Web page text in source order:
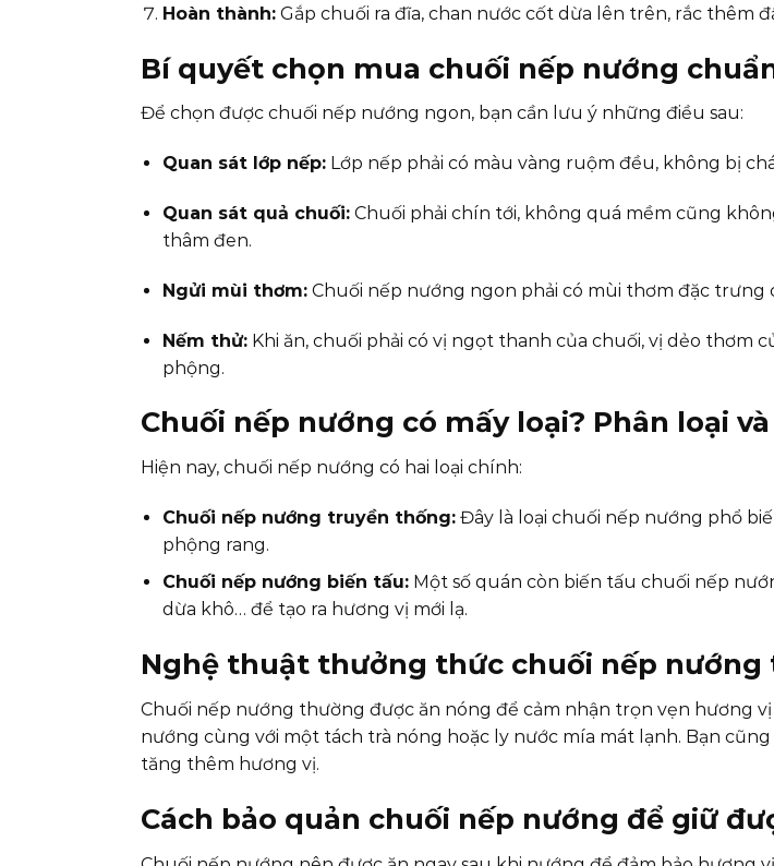
Hoàn thành: Gắp chuối ra đĩa, chan nước cốt dừa lên trên, rắc thêm
Bí quyết chọn mua chuối nếp nướng
Để chọn được chuối nếp nướng ngon, bạn cần lưu ý những điều sau:
Quan sát lớp nếp: Lớp nếp phải có màu vàng ruộm đều, không bị
Quan sát quả chuối: Chuối phải chín tới, không quá mềm cũng
thâm đen.
Ngửi mùi thơm: Chuối nếp nướng ngon phải có mùi thơm đặc trưng
Nếm thử: Khi ăn, chuối phải có vị ngọt thanh của chuối, vị dẻo thơm
phộng.
Chuối nếp nướng có mấy loại? Phân loại
Hiện nay, chuối nếp nướng có hai loại chính:
Chuối nếp nướng truyền thống: Đây là loại chuối nếp nướng phổ
phộng rang.
Chuối nếp nướng biến tấu: Một số quán còn biến tấu chuối nếp
dừa khô… để tạo ra hương vị mới lạ.
Nghệ thuật thưởng thức chuối nếp nướng
Chuối nếp nướng thường được ăn nóng để cảm nhận trọn vẹn hương
nướng cùng với một tách trà nóng hoặc ly nước mía mát lạnh. Bạn
tăng thêm hương vị.
Cách bảo quản chuối nếp nướng để giữ